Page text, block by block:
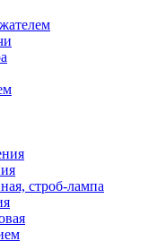
строб-лампа